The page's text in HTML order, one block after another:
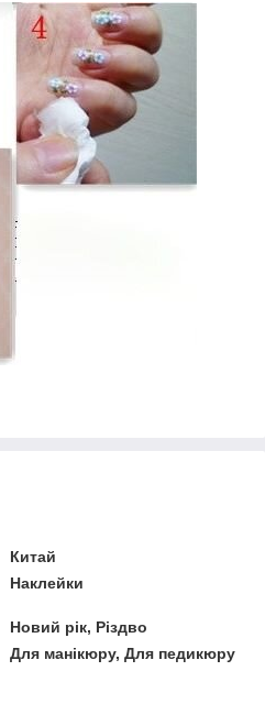
Китай
Наклейки
Новий рік, Різдво
Для манікюру, Для педикюру